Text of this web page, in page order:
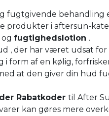
fugtgivende behandling
produkter i aftersun-
fugtighedslotion .
, der har været udsat
i form af en kølig,
at den giver din hud
Rabatkoder til After
kan gøres mere